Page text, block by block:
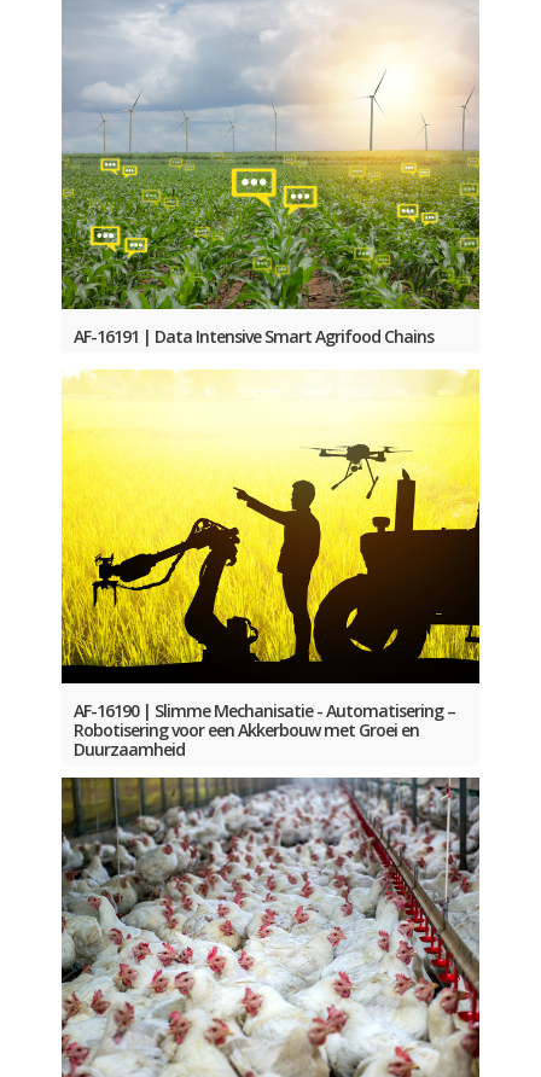
AF-16191 | Data Intensive Smart Agrifood Chains
AF-16190 | Slimme Mechanisatie - Automatisering –
Robotisering voor een Akkerbouw met Groei en
Duurzaamheid